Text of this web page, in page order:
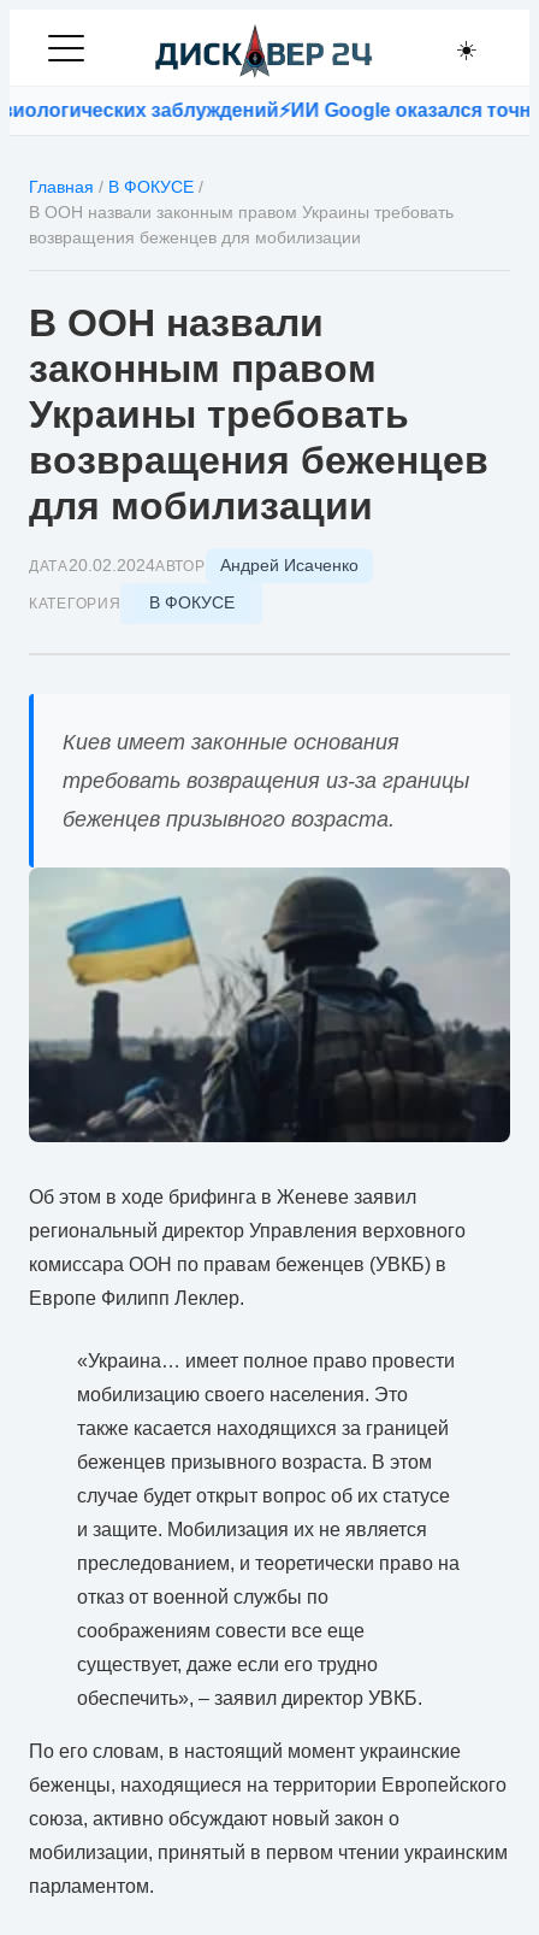
☀️
заблуждений⚡ИИ Google оказался точнее
Главная / В ФОКУСЕ /
В ООН назвали законным правом Украины требовать
возвращения беженцев для мобилизации
В ООН назвали
законным правом
Украины требовать
возвращения беженцев
для мобилизации
ДАТА20.02.2024АВТОР Андрей Исаченко
КАТЕГОРИЯ В ФОКУСЕ
Киев имеет законные основания
требовать возвращения из-за границы
беженцев призывного возраста.
Об этом в ходе брифинга в Женеве заявил
региональный директор Управления верховного
комиссара ООН по правам беженцев (УВКБ) в
Европе Филипп Леклер.
«Украина… имеет полное право провести
мобилизацию своего населения. Это
также касается находящихся за границей
беженцев призывного возраста. В этом
случае будет открыт вопрос об их статусе
и защите. Мобилизация их не является
преследованием, и теоретически право на
отказ от военной службы по
соображениям совести все еще
существует, даже если его трудно
обеспечить», – заявил директор УВКБ.
По его словам, в настоящий момент украинские
беженцы, находящиеся на территории Европейского
союза, активно обсуждают новый закон о
мобилизации, принятый в первом чтении украинским
парламентом.